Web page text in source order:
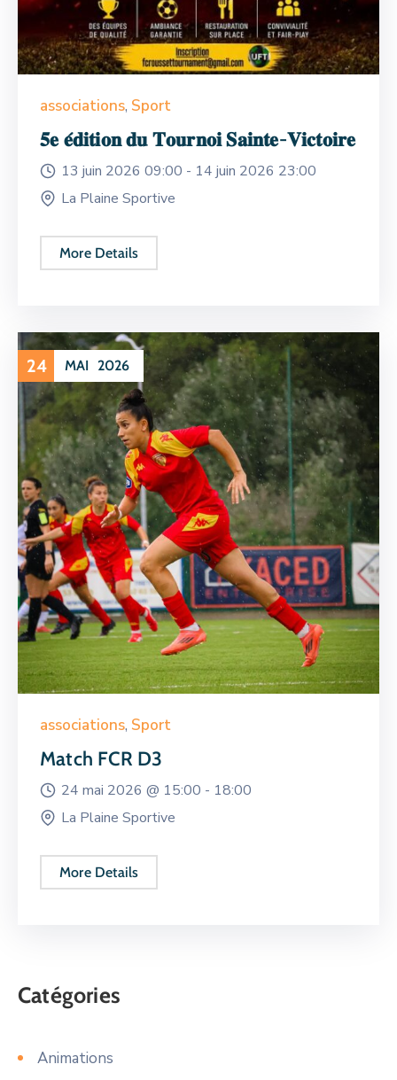
associations, Sport
𝟓𝐞 𝐞́𝐝𝐢𝐭𝐢𝐨𝐧 𝐝𝐮 𝐓𝐨𝐮𝐫𝐧𝐨𝐢 𝐒𝐚𝐢𝐧𝐭𝐞-𝐕𝐢𝐜𝐭𝐨𝐢𝐫𝐞
13 juin 2026 09:00 - 14 juin 2026 23:00
La Plaine Sportive
More Details
24 MAI 2026
associations, Sport
Match FCR D3
24 mai 2026 @ 15:00 - 18:00
La Plaine Sportive
More Details
Catégories
Animations